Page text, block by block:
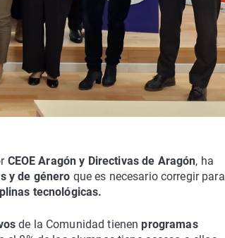
CEOE Aragón y Directivas de Aragón, ha
y de género que es necesario corregir para
tecnológicas.
de la Comunidad tienenprogramas